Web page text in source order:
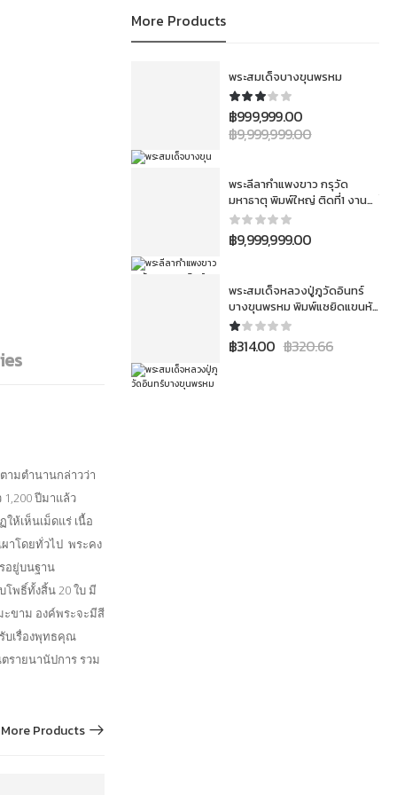
More Products
พระสมเด็จบางขุนพรหม
฿999,999.00
฿9,999,999.00
พระลีลากำแพงขาว กรุวัด
มหาธาตุ พิมพ์ใหญ่ ติดที่1 งาน
สมาคม 3โลห์ ประเภทเนื้อชิน
฿9,999,999.00
พระสมเด็จหลวงปู่ภูวัดอินทร์
บางขุนพรหม พิมพ์แซยิดแขนหัก
ศอกนิยม
฿314.00 ฿320.66
ามตำนานกล่าวว่า
1,200 ปีมาแล้ว
ห้เห็นเม็ดแร่ เนื้อ
าโดยทั่วไป พระคง
อยู่บนฐาน
โพธิ์ทั้งสิ้น 20 ใบ มี
ะขาม องค์พระจะมีสี
บเรื่องพุทธคุณ
รายนานัปการ รวม
More Products